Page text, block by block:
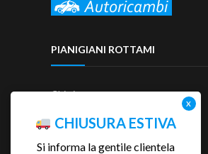
PIANIGIANI ROTTAMI
Chi siamo
Contattaci
CHIUSURA ESTIVA
Si informa la gentile clientela